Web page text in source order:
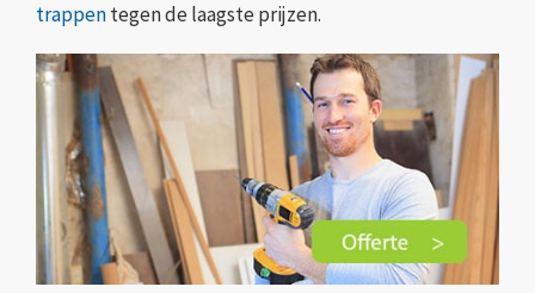
trappentegen de laagste prijzen.